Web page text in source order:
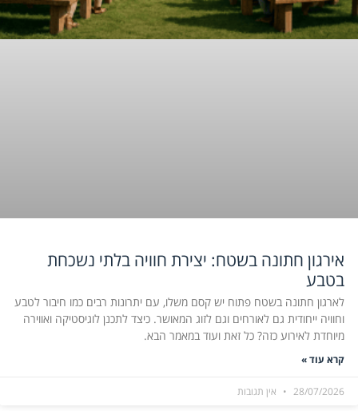
אירגון חתונה בשטח: יצירת חוויה בלתי נשכחת
בטבע
לארגון חתונה בשטח פתוח יש קסם משלו, עם יתרונות רבים כמו חיבור לטבע
וחוויה ייחודית גם לאורחים וגם לזוג המאושר. כיצד לתכנן לוגיסטיקה ואווירה
מיוחדת לאירוע כזה? כל זאת ועוד במאמר הבא.
קרא עוד »
28/07/2026 אין תגובות